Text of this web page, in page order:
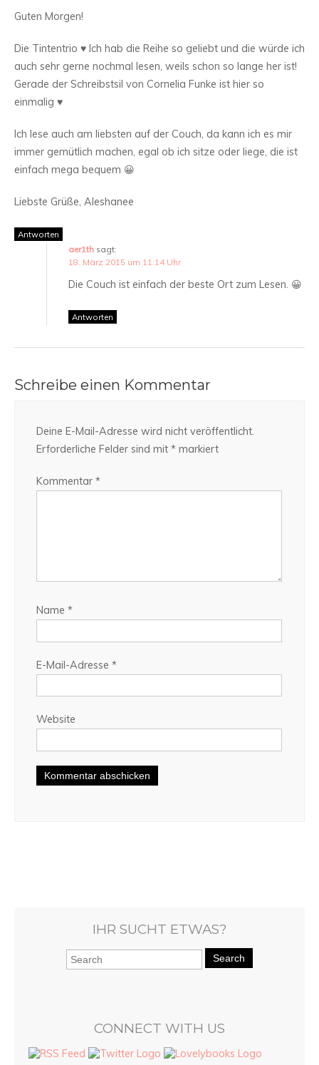
Guten Morgen!
Die Tintentrio ♥ Ich hab die Reihe so geliebt und die würde ich
auch sehr gerne nochmal lesen, weils schon so lange her ist!
Gerade der Schreibstsil von Cornelia Funke ist hier so
einmalig ♥
Ich lese auch am liebsten auf der Couch, da kann ich es mir
immer gemütlich machen, egal ob ich sitze oder liege, die ist
einfach mega bequem 😀
Liebste Grüße, Aleshanee
Antworten
aer1th sagt:
18. März 2015 um 11:14 Uhr
Die Couch ist einfach der beste Ort zum Lesen. 😀
Antworten
Schreibe einen Kommentar
Deine E-Mail-Adresse wird nicht veröffentlicht.
Erforderliche Felder sind mit * markiert
Kommentar *
Name *
E-Mail-Adresse *
Website
IHR SUCHT ETWAS?
Search
CONNECT WITH US